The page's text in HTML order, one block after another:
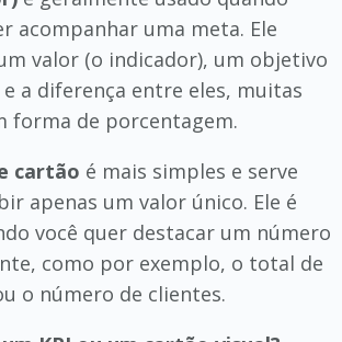
acompanhar uma meta. Ele
valor (o indicador), um objetivo
e a diferença entre eles, muitas
forma de porcentagem.
cartão é mais simples e serve
apenas um valor único. Ele é
você quer destacar um número
como por exemplo, o total de
o número de clientes.